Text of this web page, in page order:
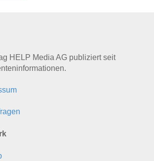
HELP Media AG publiziert seit